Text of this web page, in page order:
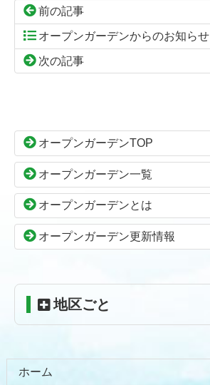
前の記事
オープンガーデンからのお知らせ
次の記事
ン
本
文
先
へ
る
の
頭
へ
る
オープンガーデンTOP
オープンガーデン一覧
オープンガーデンとは
オープンガーデン更新情報
地区ごと
ホーム